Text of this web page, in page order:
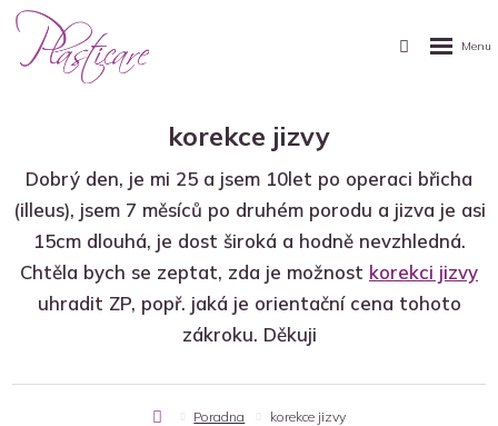
korekce jizvy
Dobrý den, je mi 25 a jsem 10let po operaci břicha
(illeus), jsem 7 měsíců po druhém porodu a jizva je asi
15cm dlouhá, je dost široká a hodně nevzhledná.
Chtěla bych se zeptat, zda je možnost korekci jizvy
uhradit ZP, popř. jaká je orientační cena tohoto
zákroku. Děkuji
Poradna korekce jizvy